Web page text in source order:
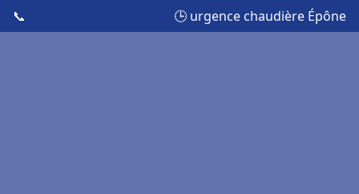
📞 🕒 urgence chaudière Épône